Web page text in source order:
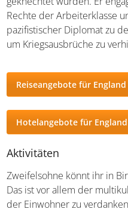
zudem für die Rechte der
außerdem als pazifistischer
Europas unterwegs, um
Reiseangebote für England
Hotelangebote für England
Aktivitäten
Zweifelsohne könnt ihr in
erleben. Das ist vor allem
Zusammensetzung der